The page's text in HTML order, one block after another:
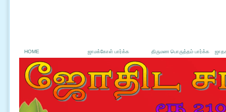
HOME ஜாமக்கோள் பார்க்க திருமண பொருத்தம் பார்க்க